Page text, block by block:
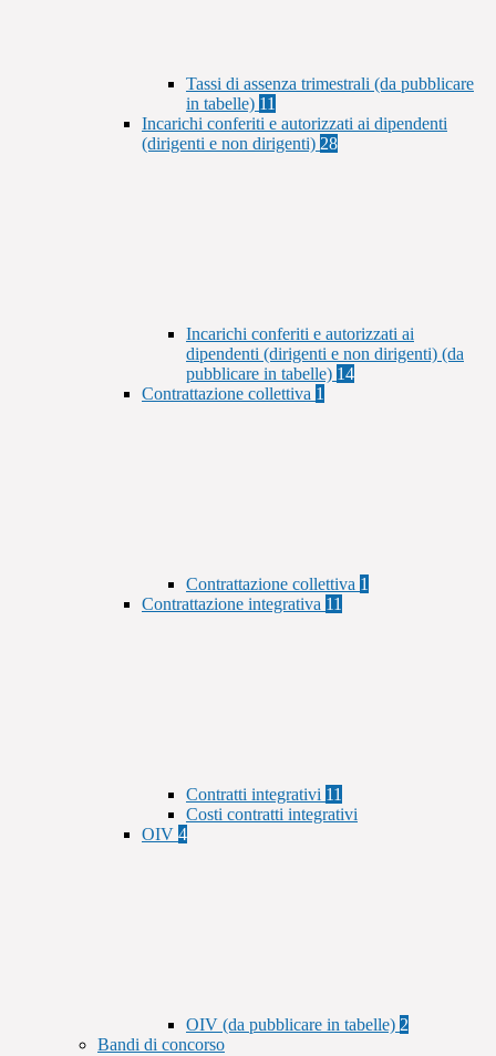
Tassi di assenza trimestrali (da pubblicare
in tabelle) 11
Incarichi conferiti e autorizzati ai dipendenti
(dirigenti e non dirigenti) 28
Incarichi conferiti e autorizzati ai
dipendenti (dirigenti e non dirigenti) (da
pubblicare in tabelle) 14
Contrattazione collettiva 1
Contrattazione collettiva 1
Contrattazione integrativa 11
Contratti integrativi 11
Costi contratti integrativi
OIV 4
OIV (da pubblicare in tabelle) 2
Bandi di concorso